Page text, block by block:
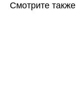
Смотрите также